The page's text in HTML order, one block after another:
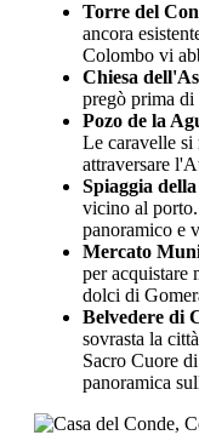
Torre del
ancora
Colombo vi
Chiesa
pregò prima di
Pozo de la
Le caravelle
attraversare
Spiaggia
vicino al
panoramico e
Mercato
per acquistare
dolci di
Belvedere di
sovrasta la
Sacro Cuore
panoramica